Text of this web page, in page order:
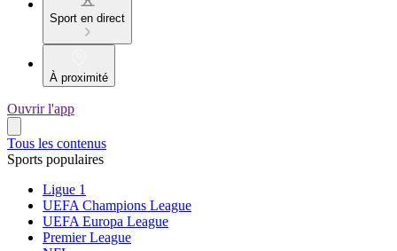
Sport en direct
À proximité
Ouvrir l'app
Tous les contenus
Sports populaires
Ligue 1
UEFA Champions League
UEFA Europa League
Premier League